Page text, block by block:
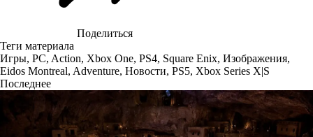
Поделиться
Теги материала
Игры, PC, Action, Xbox One, PS4, Square Enix, Изображения,
Eidos Montreal, Adventure, Новости, PS5, Xbox Series X|S
Последнее